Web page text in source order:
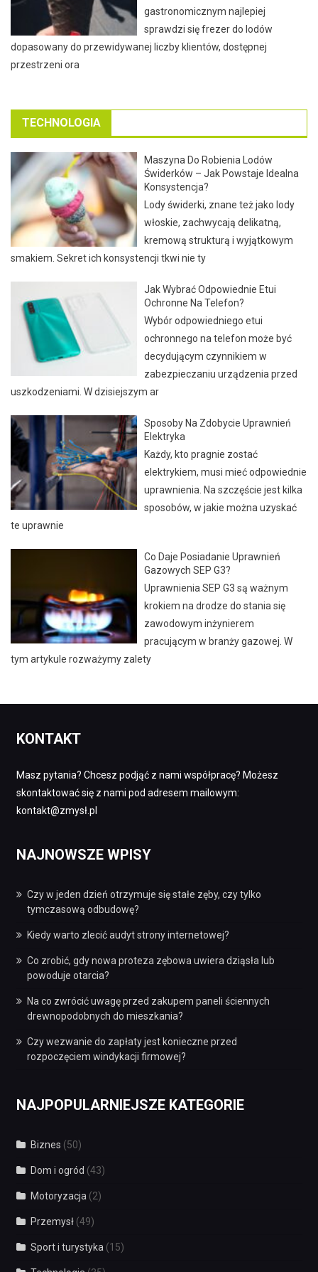
gastronomicznym najlepiej
sprawdzi się frezer do lodów
dopasowany do przewidywanej liczby klientów, dostępnej
przestrzeni ora
TECHNOLOGIA
Maszyna Do Robienia Lodów
Świderków – Jak Powstaje Idealna
Konsystencja?
Lody świderki, znane też jako lody
włoskie, zachwycają delikatną,
kremową strukturą i wyjątkowym
smakiem. Sekret ich konsystencji tkwi nie ty
Jak Wybrać Odpowiednie Etui
Ochronne Na Telefon?
Wybór odpowiedniego etui
ochronnego na telefon może być
decydującym czynnikiem w
zabezpieczaniu urządzenia przed
uszkodzeniami. W dzisiejszym ar
Sposoby Na Zdobycie Uprawnień
Elektryka
Każdy, kto pragnie zostać
elektrykiem, musi mieć odpowiednie
uprawnienia. Na szczęście jest kilka
sposobów, w jakie można uzyskać
te uprawnie
Co Daje Posiadanie Uprawnień
Gazowych SEP G3?
Uprawnienia SEP G3 są ważnym
krokiem na drodze do stania się
zawodowym inżynierem
pracującym w branży gazowej. W
tym artykule rozważymy zalety
KONTAKT
Masz pytania? Chcesz podjąć z nami współpracę? Możesz
skontaktować się z nami pod adresem mailowym:
kontakt@zmysł.pl
NAJNOWSZE WPISY
Czy w jeden dzień otrzymuje się stałe zęby, czy tylko
tymczasową odbudowę?
Kiedy warto zlecić audyt strony internetowej?
Co zrobić, gdy nowa proteza zębowa uwiera dziąsła lub
powoduje otarcia?
Na co zwrócić uwagę przed zakupem paneli ściennych
drewnopodobnych do mieszkania?
Czy wezwanie do zapłaty jest konieczne przed
rozpoczęciem windykacji firmowej?
NAJPOPULARNIEJSZE KATEGORIE
Biznes (50)
Dom i ogród (43)
Motoryzacja (2)
Przemysł(49)
Sport i turystyka (15)